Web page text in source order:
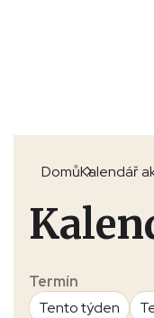
DomůKalendář
Termín
Tento týden